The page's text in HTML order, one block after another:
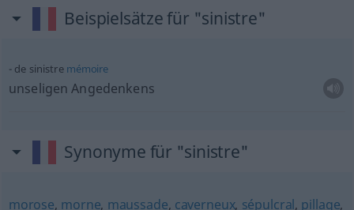
Beispielsätze für "sinistre"
de sinistre mémoire
unseligen Angedenkens
Synonyme für "sinistre"
morose, morne, maussade, caverneux, sépulcral, pillage,